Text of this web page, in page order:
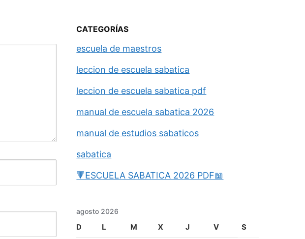
CATEGORÍAS
escuela de maestros
leccion de escuela sabatica
leccion de escuela sabatica pdf
manual de escuela sabatica 2026
manual de estudios sabaticos
sabatica
🔻ESCUELA SABATICA 2026 PDF📖
agosto 2026
D L M X J V S